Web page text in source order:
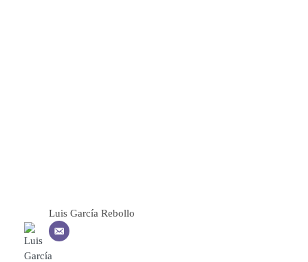
Luis García Rebollo